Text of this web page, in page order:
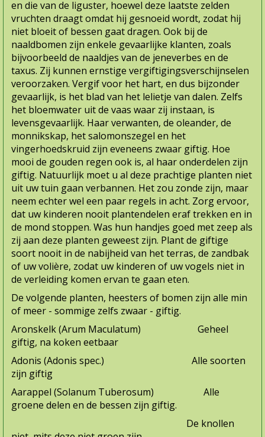
en die van de liguster, hoewel deze laatste zelden
vruchten draagt omdat hij gesnoeid wordt, zodat hij
niet bloeit of bessen gaat dragen. Ook bij de
naaldbomen zijn enkele gevaarlijke klanten, zoals
bijvoorbeeld de naaldjes van de jeneverbes en de
taxus. Zij kunnen ernstige vergiftigingsverschijnselen
veroorzaken. Vergif voor het hart, en dus bijzonder
gevaarlijk, is het blad van het lelietje van dalen. Zelfs
het bloemwater uit de vaas waar zij instaan, is
levensgevaarlijk. Haar verwanten, de oleander, de
monnikskap, het salomonszegel en het
vingerhoedskruid zijn eveneens zwaar giftig. Hoe
mooi de gouden regen ook is, al haar onderdelen zijn
giftig. Natuurlijk moet u al deze prach­tige planten niet
uit uw tuin gaan verbannen. Het zou zonde zijn, maar
neem echter wel een paar regels in acht. Zorg ervoor,
dat uw kinderen nooit plantendelen eraf trekken en in
de mond stoppen. Was hun handjes goed met zeep als
zij aan deze planten geweest zijn. Plant de giftige
soort nooit in de nabijheid van het terras, de zandbak
of uw volière, zodat uw kinderen of uw vogels niet in
de verleiding komen ervan te gaan eten.
De volgende planten, heesters of bomen zijn alle min
of meer - sommige zelfs zwaar - giftig.
Aronskelk (Arum Maculatum) Geheel
giftig, na koken eetbaar
Adonis (Adonis spec.) Alle soorten
zijn giftig
Aarappel (Solanum Tuberosum) Alle
groene delen en de bessen zijn giftig.
De knol­len